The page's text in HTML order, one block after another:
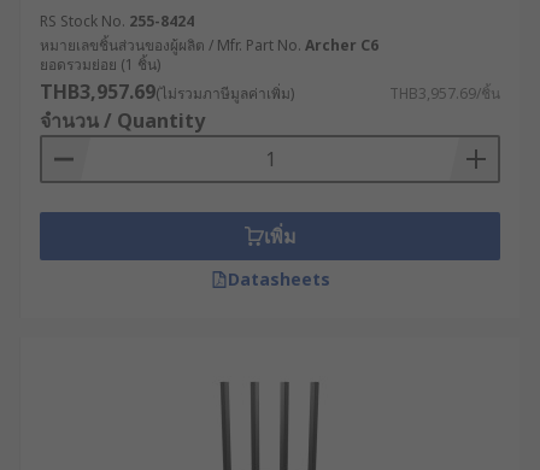
พื้นที่ครอบคลุม : ตรวจสอบให้แน่ใจว่าเราเตอร์
สามารถกระจายสัญญาณได้ครอบคลุมพื้นที่อยู่
อาศัยหรือพื้นที่ทำงานของคุณอย่างเพียงพอ เพื่อ
ให้การใช้งาน WiFi เป็นไปอย่างมีประสิทธิภาพ
ความเร็วที่รองรับ : ตรวจสอบว่าเราเตอร์
อินเทอร์เน็ตสามารถรองรับความเร็วของบริการ
5G เพื่อหลีกเลี่ยงปัญหาความล่าช้าหรือการเชื่อม
ต่อที่ไม่เสถียร
กระจายสัญญาณ WiFi ที่มีระบบรักษาความ
RS Stock No. 255-8424
หมายเลขชิ้นส่วนของผู้ผลิต / Mfr. Part No. Archer C6
ยอดรวมย่อย (1 ชิ้น)
THB3,957.69(ไม่รวมภาษีมูลค่าเพิ่ม) THB3,957.69/ชิ้น
จำนวน / Quantity
เพิ่ม
Datasheets